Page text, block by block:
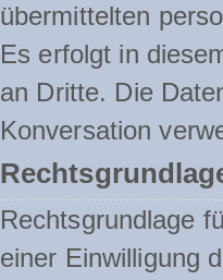
übermittelten
Es erfolgt in
an Dritte. Die
Konversation
Rechtsgrundlage
einer Einwilligung